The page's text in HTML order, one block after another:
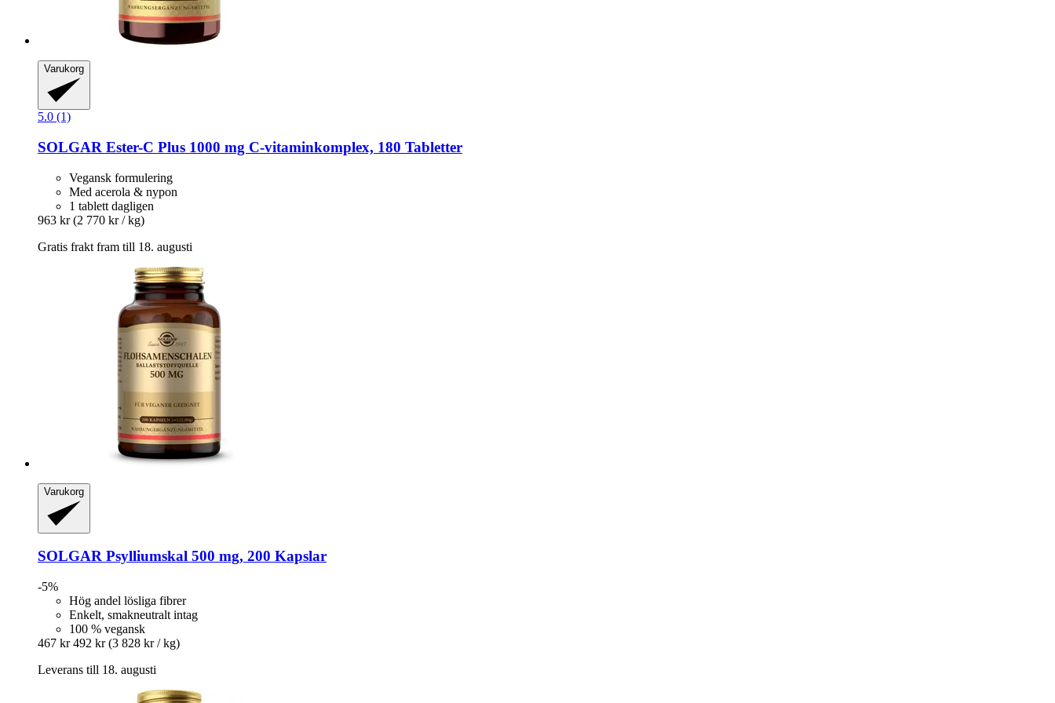
Varukorg
5.0 (1)
SOLGAR Ester-​C Plus 1000 mg C-​vitaminkomplex, 180 Tabletter
Vegansk formulering
Med acerola & nypon
1 tablett dagligen
963 kr (2 770 kr / kg)
Gratis frakt fram till 18. augusti
Varukorg
SOLGAR Psylliumskal 500 mg, 200 Kapslar
-5%
Hög andel lösliga fibrer
Enkelt, smakneutralt intag
100 % vegansk
467 kr 492 kr (3 828 kr / kg)
Leverans till 18. augusti